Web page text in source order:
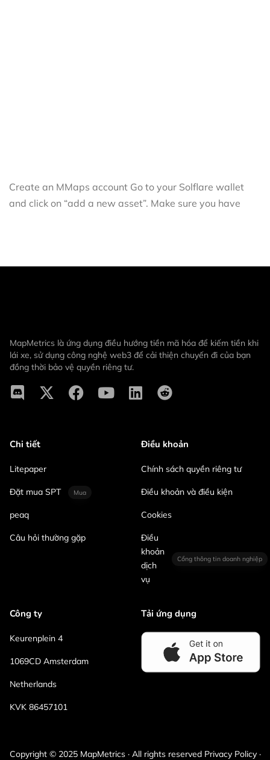
Create an MMaps account Go to your Solflare wallet
and click on “add a new asset”. Make sure you have
MapMetrics là ứng dụng điều hướng tiền mã hóa để kiếm tiền khi
lái xe, sử dụng công nghệ web3 để cải thiện chuyến đi của bạn
đồng thời bảo vệ quyền riêng tư.
Chi tiết
Litepaper
Đặt mua SPT Mua
peaq
Câu hỏi thường gặp
Điều khoản
Chính sách quyền riêng tư
Điều khoản và điều kiện
Cookies
Điều
khoản
dịch
vụ
Cổng thông tin doanh nghiệp
Công ty
Keurenplein 4
1069CD Amsterdam
Netherlands
KVK 86457101
Tải ứng dụng
Copyright © 2025 MapMetrics · All rights reserved Privacy Policy ·